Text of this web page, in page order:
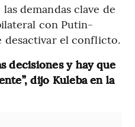
demandas clave de
con Putin-
desactivar el conflicto.
decisiones y hay que
dijo Kuleba en la